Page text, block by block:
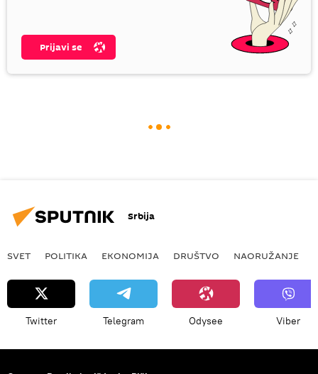
Prijavi se
Srbija
SVET POLITIKA EKONOMIJA DRUŠTVO NAORUŽANJE
Twitter Telegram Odysee Viber